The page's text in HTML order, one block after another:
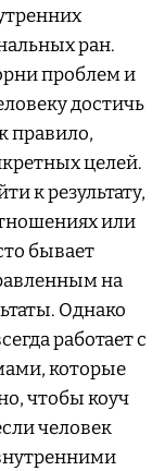
ран.
проблем и
достичь
правило,
целей.
к результату,
или
бывает
на
Однако
работает с
которые
чтобы коуч
человек